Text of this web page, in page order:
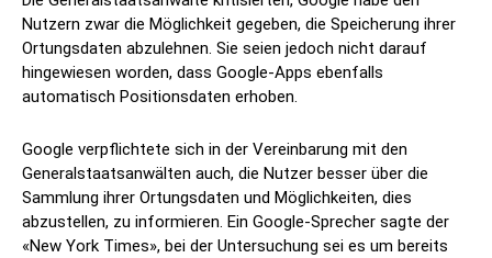
Nutzern zwar die Möglichkeit gegeben, die Speicherung ihrer
Ortungsdaten abzulehnen. Sie seien jedoch nicht darauf
hingewiesen worden, dass Google-Apps ebenfalls
automatisch Positionsdaten erhoben.
Google verpflichtete sich in der Vereinbarung mit den
Generalstaatsanwälten auch, die Nutzer besser über die
Sammlung ihrer Ortungsdaten und Möglichkeiten, dies
abzustellen, zu informieren. Ein Google-Sprecher sagte der
«New York Times», bei der Untersuchung sei es um bereits